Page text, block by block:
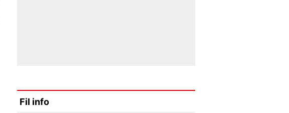
Fil info